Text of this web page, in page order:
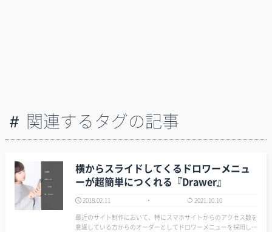
関連するタグの記事
横からスライドしてくるドロワーメニュ
ーが超簡単につくれる『Drawer』
2018.02.11
2021.10.10
最近のサイト制作において、特にスマホサイトからのアクセス数を
意識している方からのオーダーとしてドロワーメニューを採用して